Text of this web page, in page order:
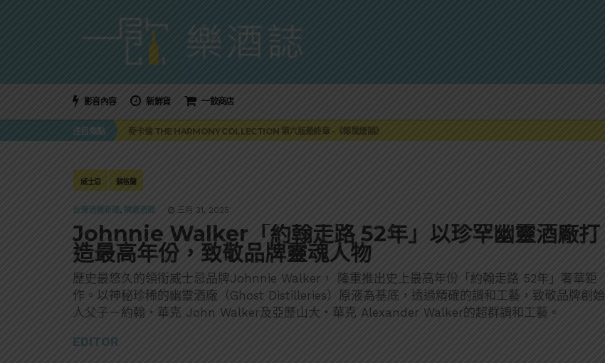
影音內容 新鮮貨 一飲商店
注目焦點
美國正式恢復蘇格蘭威士忌零關稅！烈酒產業再次迎來重磅利多
麥卡倫 THE HARMONY COLLECTION 第六版最終章 -《椰風煖韻》
角嗨尬炸物X爽快這一步，角瓶攜手頂呱呱 全新套餐限時登場
三得利六ROKU琴酒旬系列「柚子雪見」限量登場！首款罐裝GIN SODA 10月同步上市
美國正式恢復蘇格蘭威士忌零關稅！烈酒產業再次迎來重磅利多
麥卡倫 THE HARMONY COLLECTION 第六版最終章 -《椰風煖韻》
威士忌 蘇格蘭
台灣酒圈新聞 , 精選酒聞 三月 31, 2025
Johnnie Walker「約翰走路 52年」以珍罕幽靈酒廠打
造最高年份，致敬品牌靈魂人物
歷史最悠久的領銜威士忌品牌Johnnie Walker， 隆重推出史上最高年份「約翰走路 52年」奢華鉅
作。以神秘珍稀的幽靈酒廠（Ghost Distilleries）原液為基底，透過精確的調和工藝，致敬品牌創始
人父子－約翰・華克 John Walker及亞歷山大・華克 Alexander Walker的超群調和工藝。
EDITOR